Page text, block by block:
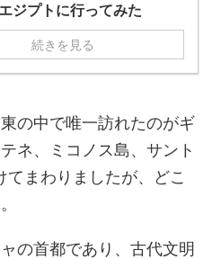
ジプトに行ってみた
続きを見る
の中で唯一訪れたのがギ
ネ、ミコノス島、サント
てまわりましたが、どこ
の首都であり、古代文明